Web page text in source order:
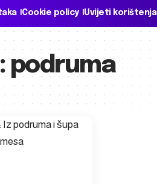
Cookie policy Uvijeti korištenja
podruma